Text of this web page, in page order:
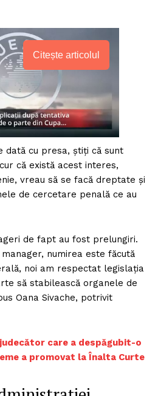
Citește articolul
dată cu presa, ştiţi că sunt
că există acest interes,
vreau să se facă dreptate şi
de cercetare penală ce au
de fapt au fost prelungiri.
numirea este făcută
noi am respectat legislaţia
să stabilească organele de
Oana Sivache, potrivit
care a despăgubit-o
a promovat la Înalta Curte